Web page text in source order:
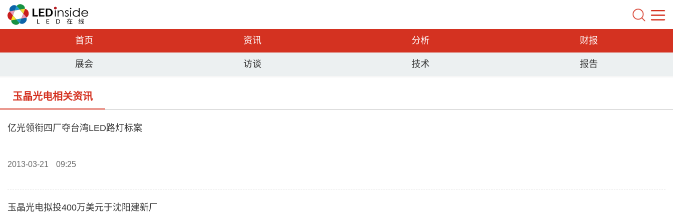
首页 资讯 分析 财报
展会 访谈 技术 报告
玉晶光电相关资讯
亿光领衔四厂夺台湾LED路灯标案
2013-03-21 09:25
玉晶光电拟投400万美元于沈阳建新厂